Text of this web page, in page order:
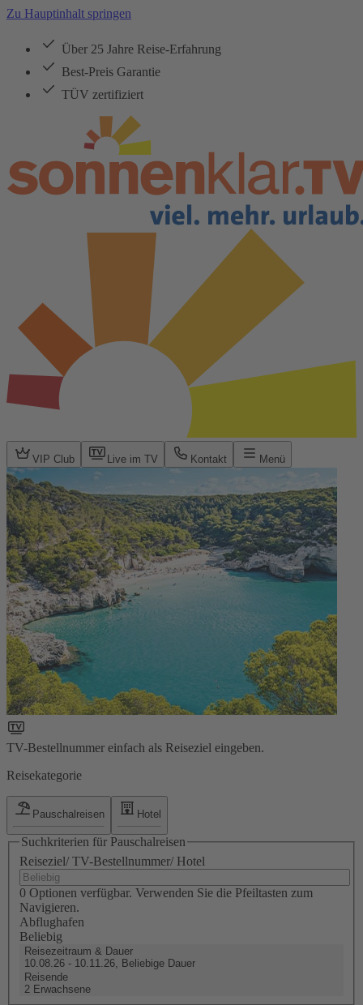
Zu Hauptinhalt springen
Über 25 Jahre Reise-Erfahrung
Best-Preis Garantie
TÜV zertifiziert
VIP Club Live im TV Kontakt Menü
TV-Bestellnummer einfach als Reiseziel eingeben.
Reisekategorie
Pauschalreisen Hotel
Suchkriterien für Pauschalreisen
Reiseziel/ TV-Bestellnummer/ Hotel
0 Optionen verfügbar. Verwenden Sie die Pfeiltasten zum
Navigieren.
Abflughafen
Beliebig
Reisezeitraum & Dauer
10.08.26 - 10.11.26, Beliebige Dauer
Reisende
2 Erwachsene